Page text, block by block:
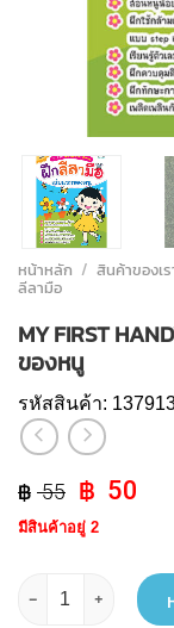
หน้าหลัก / สินค้าของเร
ลีลามือ
MY FIRST
ของหนู
รหัสสินค้า:
55 Original
price
was:
50
฿
มีสินค้าอยู่ 2
จำนวน MY FIRST